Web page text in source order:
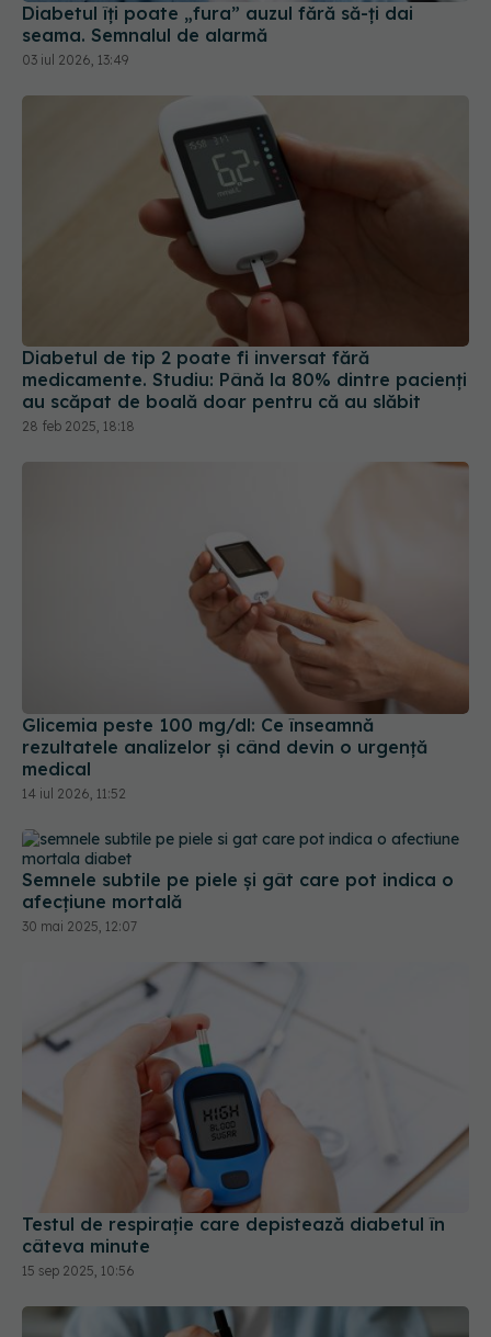
Diabetul îți poate „fura” auzul fără să-ți dai
seama. Semnalul de alarmă
03 iul 2026, 13:49
Diabetul de tip 2 poate fi inversat fără
medicamente. Studiu: Până la 80% dintre pacienți
au scăpat de boală doar pentru că au slăbit
28 feb 2025, 18:18
Glicemia peste 100 mg/dl: Ce înseamnă
rezultatele analizelor și când devin o urgență
medical
14 iul 2026, 11:52
Semnele subtile pe piele și gât care pot indica o
afecțiune mortală
30 mai 2025, 12:07
Testul de respirație care depistează diabetul în
câteva minute
15 sep 2025, 10:56